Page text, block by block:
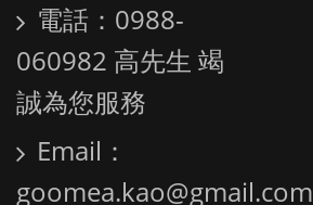
電話：0988-
060982 高先生 竭
誠為您服務
Email：
goomea.kao@gmail.com